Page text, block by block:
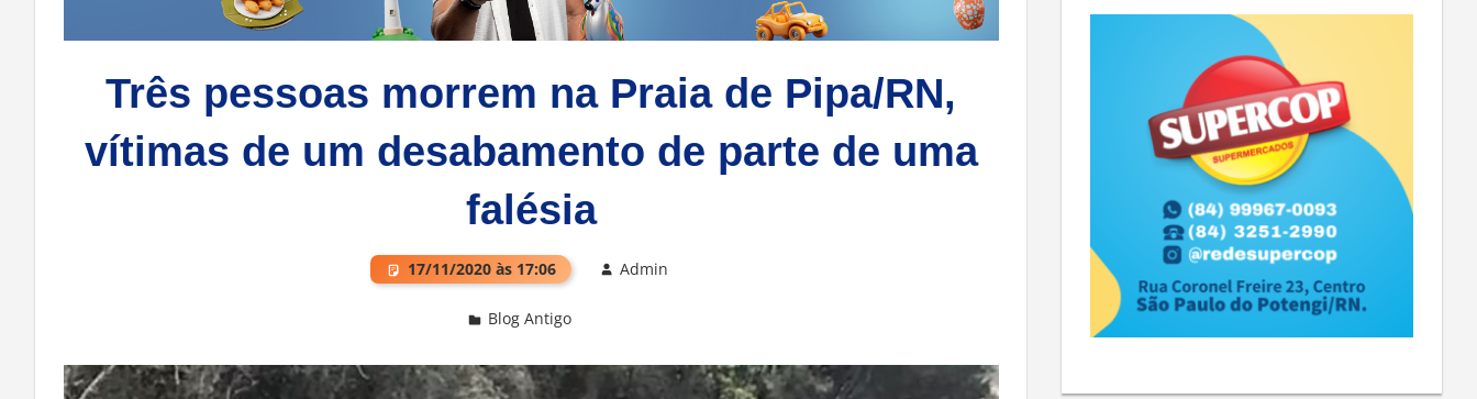
Três pessoas morrem na Praia de Pipa/RN,
vítimas de um desabamento de parte de uma
falésia
17/11/2020 às 17:06
Blog Antigo